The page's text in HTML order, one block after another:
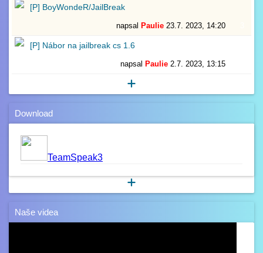
[P] BoyWondeR/JailBreak
napsal Paulie 23.7. 2023, 14:20
[P] Nábor na jailbreak cs 1.6
napsal Paulie 2.7. 2023, 13:15
Download
TeamSpeak3
Naše videa